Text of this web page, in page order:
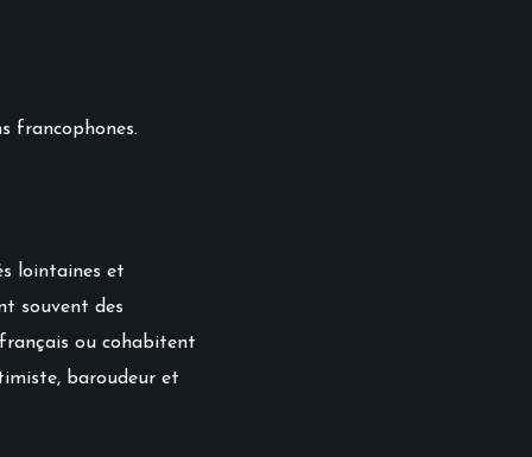
francophones.
lointaines et
souvent des
ou cohabitent
baroudeur et